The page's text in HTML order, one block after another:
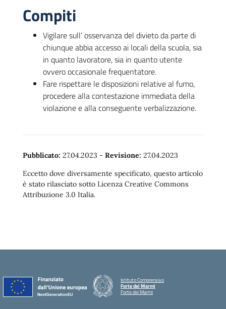
Compiti
Vigilare sull’ osservanza del divieto da parte di
chiunque abbia accesso ai locali della scuola, sia
in quanto lavoratore, sia in quanto utente
ovvero occasionale frequentatore.
Fare rispettare le disposizioni relative al fumo,
procedere alla contestazione immediata della
violazione e alla conseguente verbalizzazione.
Pubblicato: 27.04.2023 - Revisione: 27.04.2023
Eccetto dove diversamente specificato, questo articolo
è stato rilasciato sotto Licenza Creative Commons
Attribuzione 3.0 Italia.
Istituto Comprensivo
Forte dei Marmi
Forte dei Marmi